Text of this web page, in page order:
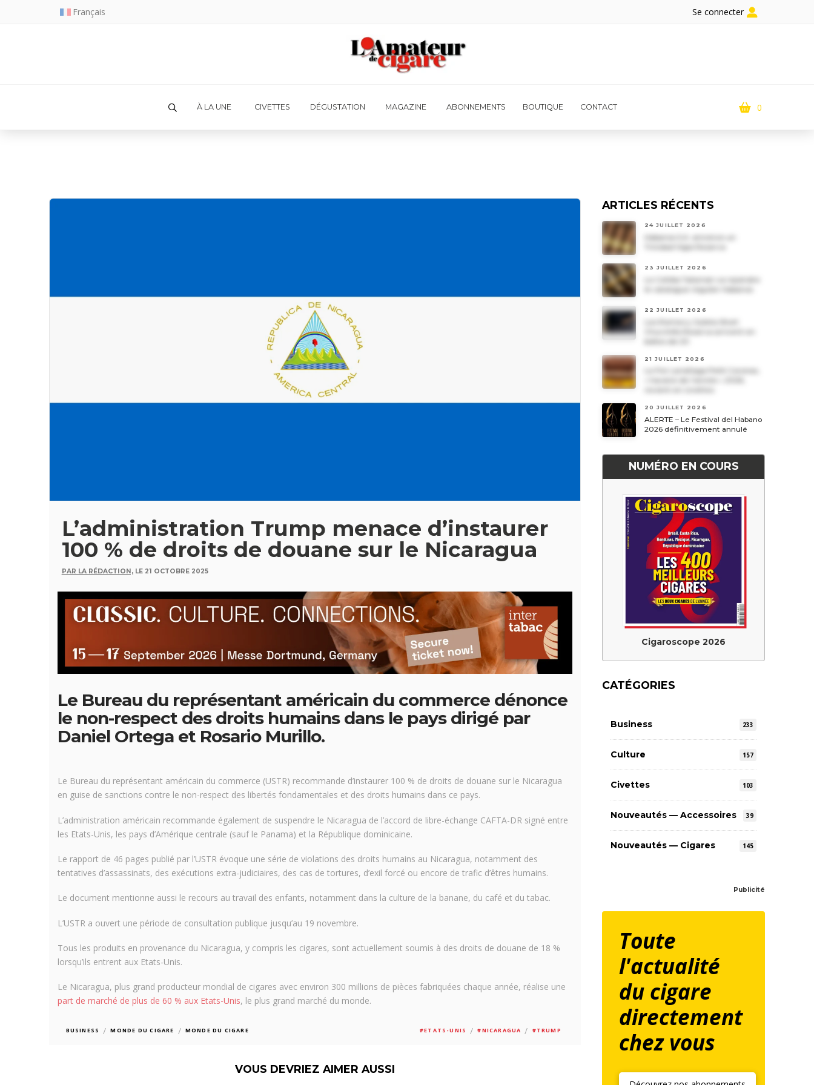
Français Se connecter
À LA UNE CIVETTES DÉGUSTATION MAGAZINE ABONNEMENTS BOUTIQUE CONTACT 0
L’administration Trump menace d’instaurer
100 % de droits de douane sur le Nicaragua
PAR LA RÉDACTION, LE 21 OCTOBRE 2025
Le Bureau du représentant américain du commerce dénonce
le non-respect des droits humains dans le pays dirigé par
Daniel Ortega et Rosario Murillo.
Le Bureau du représentant américain du commerce (USTR) recommande d’instaurer 100 % de droits de douane sur le Nicaragua
en guise de sanctions contre le non-respect des libertés fondamentales et des droits humains dans ce pays.
L’administration américain recommande également de suspendre le Nicaragua de l’accord de libre-échange CAFTA-DR signé entre
les Etats-Unis, les pays d’Amérique centrale (sauf le Panama) et la République dominicaine.
Le rapport de 46 pages publié par l’USTR évoque une série de violations des droits humains au Nicaragua, notamment des
tentatives d’assassinats, des exécutions extra-judiciaires, des cas de tortures, d’exil forcé ou encore de trafic d’êtres humains.
Le document mentionne aussi le recours au travail des enfants, notamment dans la culture de la banane, du café et du tabac.
L’USTR a ouvert une période de consultation publique jusqu’au 19 novembre.
Tous les produits en provenance du Nicaragua, y compris les cigares, sont actuellement soumis à des droits de douane de 18 %
lorsqu’ils entrent aux Etats-Unis.
Le Nicaragua, plus grand producteur mondial de cigares avec environ 300 millions de pièces fabriquées chaque année, réalise une
part de marché de plus de 60 % aux Etats-Unis, le plus grand marché du monde.
BUSINESS / MONDE DU CIGARE / MONDE DU CIGARE #ETATS-UNIS / #NICARAGUA / #TRUMP
VOUS DEVRIEZ AIMER AUSSI
ARTICLES RÉCENTS
24 JUILLET 2026
Habanos S.A. annonce un
Trinidad Vigia Reserva
23 JUILLET 2026
Le Cohiba Talismán va rejoindre
le catalogue régulier Habanos
22 JUILLET 2026
Les Romeo y Julieta Short
21 JUILLET 2026
Le Por Larrañaga Petit Coronas,
20 JUILLET 2026
ALERTE – Le Festival del Habano
2026 définitivement annulé
NUMÉRO EN COURS
Cigaroscope 2026
CATÉGORIES
Business 233
Culture 157
Civettes 103
Nouveautés — Accessoires 39
Nouveautés — Cigares 145
Publicité
Toute
l'actualité
du cigare
directement
chez vous